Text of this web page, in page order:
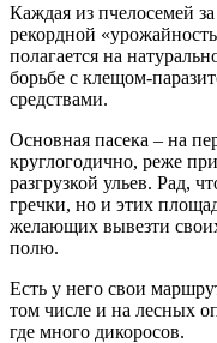
Каждая из пчелосемей
рекордной
полагается на
борьбе с клещом-
средствами.
Основная пасека – на
круглогодично, реже
разгрузкой ульев. Рад,
гречки, но и этих
желающих вывезти
полю.
Есть у него свои
том числе и на лесных
где много дикоросов.